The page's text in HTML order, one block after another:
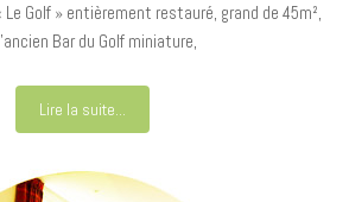
Golf » entièrement restauré, grand de 45m²,
Bar du Golf miniature,
Lire la suite...